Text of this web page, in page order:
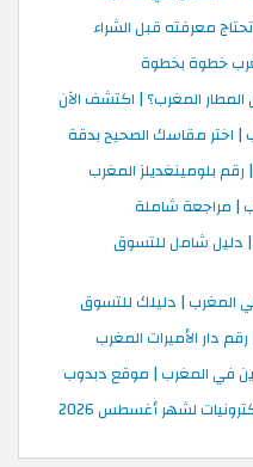
معرفته قبل الشراء
خطوة بخطوة
المغرب؟ | اكتشف الآن
| اختر مقاسك الصحيح بدقة
بلومينغديلز المغرب
| مراجعة شاملة
| دليل شامل للتسوق
المغرب | دليلك للتسوق
دار الأميرات المغرب
في المغرب | موقع دبدوب
لشهر أغسطس 2026